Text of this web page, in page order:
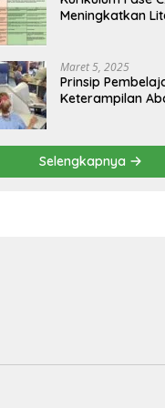
Meningkatkan
Maret 5, 2025
Prinsip
Keterampilan
Selengkapnya